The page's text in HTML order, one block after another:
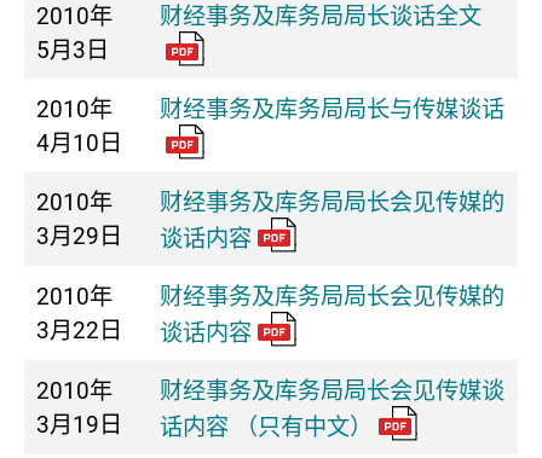
2010年
5月3日
财经事务及库务局局长谈话全文
2010年
4月10日
财经事务及库务局局长与传媒谈话
2010年
3月29日
财经事务及库务局局长会见传媒的
谈话内容
2010年
3月22日
财经事务及库务局局长会见传媒的
谈话内容
2010年
3月19日
财经事务及库务局局长会见传媒谈
话内容 （只有中文）